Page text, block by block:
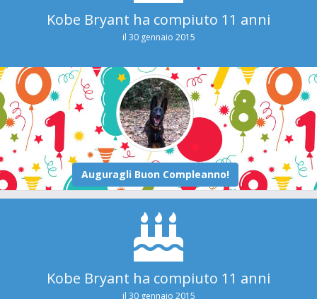
Kobe Bryant ha compiuto 11 anni
il 30 gennaio 2015
Kobe Bryant ha compiuto 11 anni
il 30 gennaio 2015